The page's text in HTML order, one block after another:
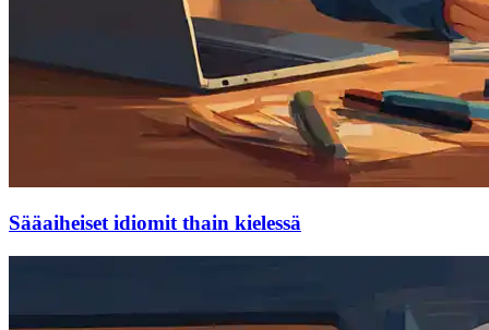
Sääaiheiset idiomit thain kielessä